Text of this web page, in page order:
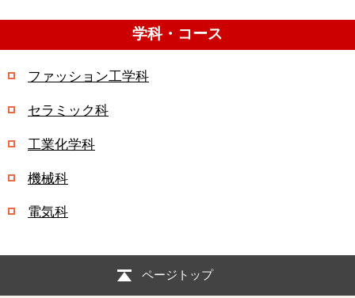
学科・コース
ファッション工学科
セラミック科
工業化学科
機械科
電気科
ページトップ